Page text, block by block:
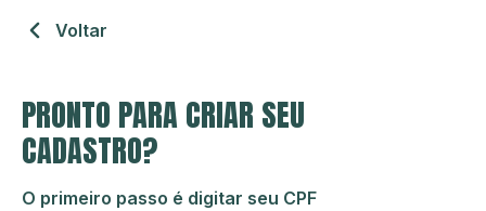
Voltar
PRONTO PARA CRIAR SEU
CADASTRO?
O primeiro passo é digitar seu CPF